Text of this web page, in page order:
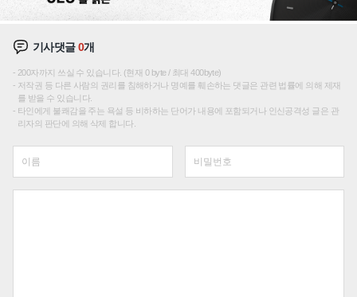
기사댓글0개
200자까지 쓰실 수 있습니다. (현재 0 byte / 최대 400byte)
저작권 등 다른 사람의 권리를 침해하거나 명예를 훼손하는 댓글은 관련 법률에 의해 제재
를 받을 수 있습니다.
타인에게 불쾌감을 주는 욕설 등 비하하는 단어가 내용에 포함되거나 인신공격성 글은 관
리자의 판단에 의해 삭제 합니다.